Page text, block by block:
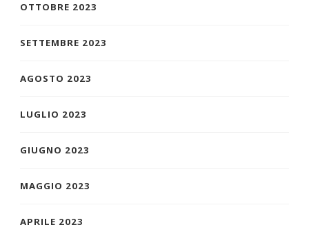
OTTOBRE 2023
SETTEMBRE 2023
AGOSTO 2023
LUGLIO 2023
GIUGNO 2023
MAGGIO 2023
APRILE 2023